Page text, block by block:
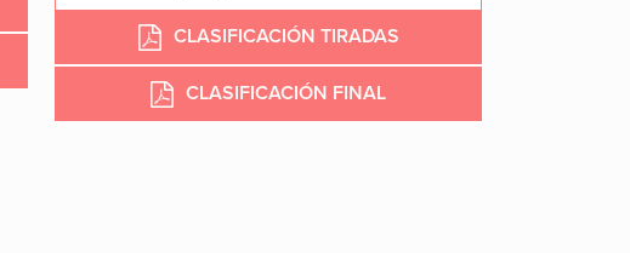
CLASIFICACIÓN TIRADAS
CLASIFICACIÓN FINAL